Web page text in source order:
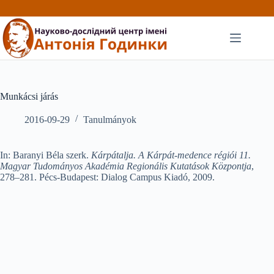
до
вмісту
Munkácsi járás
2016-09-29 Tanulmányok
In: Baranyi Béla szerk. Kárpátalja. A Kárpát-medence régiói 11.
Magyar Tudományos Akadémia Regionális Kutatások Központja,
278–281. Pécs-Budapest: Dialog Campus Kiadó, 2009.